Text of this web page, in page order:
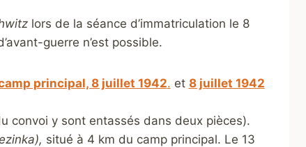
lors de la séance d’immatriculation le 8
guerre n’est possible.
camp principal, 8 juillet 1942. et 8 juillet 1942
convoi y sont entassés dans deux pièces).
situé à 4 km du camp principal. Le 13